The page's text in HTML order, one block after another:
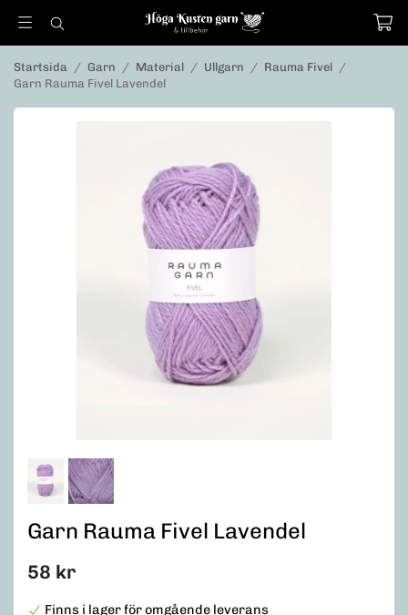
Startsida / Garn / Material / Ullgarn / Rauma Fivel /
Garn Rauma Fivel Lavendel
Garn Rauma Fivel Lavendel
58 kr
Finns i lager för omgående leverans